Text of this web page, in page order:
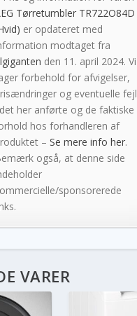
Tørretumbler TR722O84D
er opdateret med
modtaget fra
den 11. april 2024. Vi
forbehold for afvigelser,
og eventuelle fejl
her anførte og de faktiske
hos forhandleren af
–Se mere info her.
også, at denne side
sponsorerede
VARER